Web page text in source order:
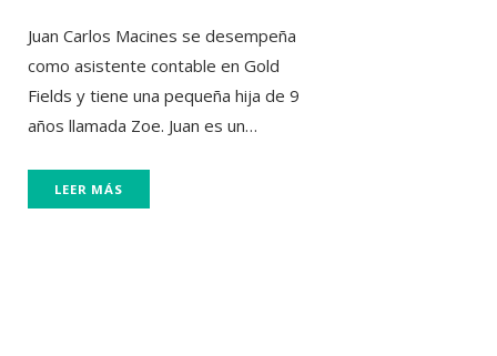
Juan Carlos Macines se desempeña
como asistente contable en Gold
Fields y tiene una pequeña hija de 9
años llamada Zoe. Juan es un…
LEER MÁS